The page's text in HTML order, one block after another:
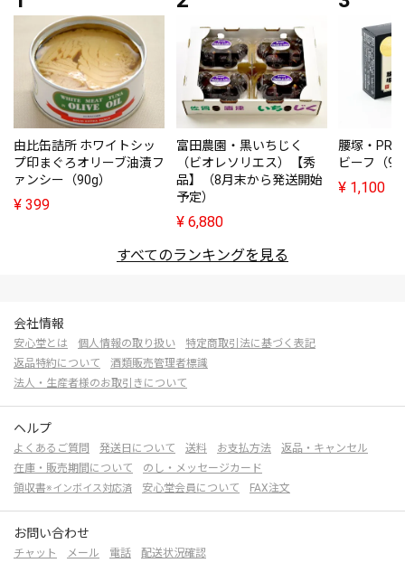
由比缶詰所 ホワイトシッ
プ印まぐろオリーブ油漬フ
ァンシー（90g）
¥ 399
富田農園・黒いちじく
（ビオレソリエス）【秀
品】（8月末から発送開始
予定）
¥ 6,880
腰塚・
ビーフ（
¥ 1,100
すべてのランキングを見る
会社情報
安心堂とは 個人情報の取り扱い
特定商取引法に基づく表記
返品特約について
酒類販売管理者標識
法人・生産者様のお取引きについて
ヘルプ
よくあるご質問 発送日について 送料 お支払方法
返品・キャンセル
在庫・販売期間について
のし・メッセージカード
領収書※インボイス対応済 安心堂会員について FAX注文
お問い合わせ
チャット メール 電話 配送状況確認